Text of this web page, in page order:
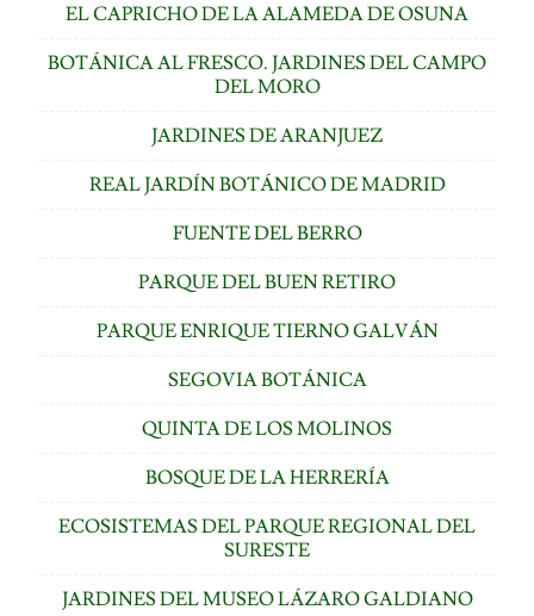
EL CAPRICHO DE LA ALAMEDA DE OSUNA
BOTÁNICA AL FRESCO. JARDINES DEL CAMPO
DEL MORO
JARDINES DE ARANJUEZ
REAL JARDÍN BOTÁNICO DE MADRID
FUENTE DEL BERRO
PARQUE DEL BUEN RETIRO
PARQUE ENRIQUE TIERNO GALVÁN
SEGOVIA BOTÁNICA
QUINTA DE LOS MOLINOS
BOSQUE DE LA HERRERÍA
ECOSISTEMAS DEL PARQUE REGIONAL DEL
SURESTE
JARDINES DEL MUSEO LÁZARO GALDIANO